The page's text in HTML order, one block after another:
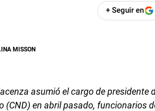
+ Seguir en
MISSON
asumió el cargo de presidente
(CND) en abril pasado, funcionarios